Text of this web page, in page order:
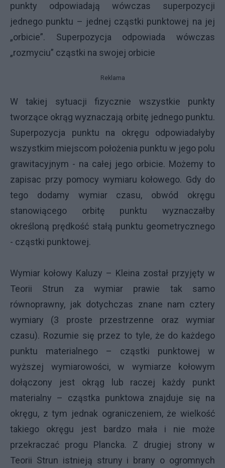
punkty odpowiadają wówczas superpozycji
jednego punktu – jednej cząstki punktowej na jej
„orbicie”. Superpozycja odpowiada wówczas
„rozmyciu” cząstki na swojej orbicie
Reklama
W takiej sytuacji fizycznie wszystkie punkty
tworzące okrąg wyznaczają orbitę jednego punktu.
Superpozycja punktu na okręgu odpowiadałyby
wszystkim miejscom położenia punktu w jego polu
grawitacyjnym - na całej jego orbicie. Możemy to
zapisac przy pomocy wymiaru kołowego. Gdy do
tego dodamy wymiar czasu, obwód okręgu
stanowiącego orbitę punktu wyznaczałby
określoną prędkość stałą punktu geometrycznego
- cząstki punktowej.
Wymiar kołowy Kaluzy – Kleina został przyjęty w
Teorii Strun za wymiar prawie tak samo
równoprawny, jak dotychczas znane nam cztery
wymiary (3 proste przestrzenne oraz wymiar
czasu). Rozumie się przez to tyle, że do każdego
punktu materialnego – cząstki punktowej w
wyższej wymiarowości, w wymiarze kołowym
dołączony jest okrąg lub raczej każdy punkt
materialny – cząstka punktowa znajduje się na
okręgu, z tym jednak ograniczeniem, że wielkość
takiego okręgu jest bardzo mała i nie może
przekraczać progu Plancka. Z drugiej strony w
Teorii Strun istnieją struny i brany o ogromnych